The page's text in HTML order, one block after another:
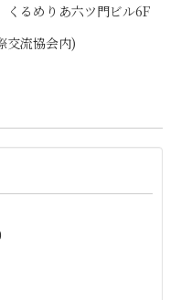
るめりあ六ツ門ビル6F
交流協会内)